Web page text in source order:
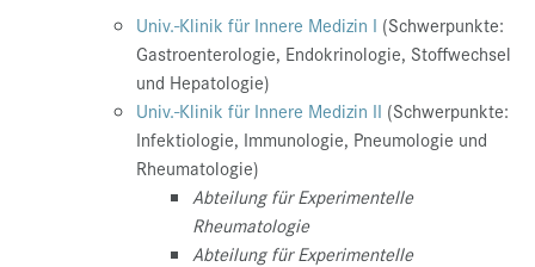
Univ.-Klinik für Innere Medizin I (Schwerpunkte:
Gastroenterologie, Endokrinologie, Stoffwechsel
und Hepatologie)
Univ.-Klinik für Innere Medizin II (Schwerpunkte:
Infektiologie, Immunologie, Pneumologie und
Rheumatologie)
Abteilung für Experimentelle
Rheumatologie
Abteilung für Experimentelle